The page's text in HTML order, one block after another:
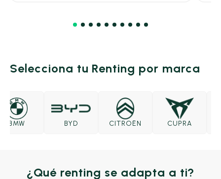
Selecciona tu Renting por marca
BYD CITROËN CUPRA
¿Qué renting se adapta a ti?